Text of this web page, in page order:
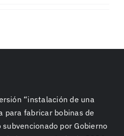
“instalación de una
para fabricar bobinas de
por Gobierno